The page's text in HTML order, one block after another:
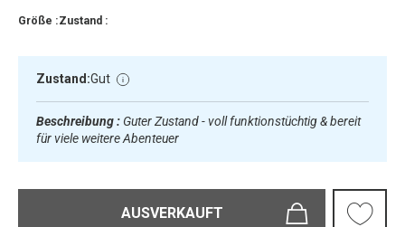
Größe :Zustand :
Zustand:Gut
Beschreibung : Guter Zustand - voll funktionstüchtig & bereit
für viele weitere Abenteuer
AUSVERKAUFT